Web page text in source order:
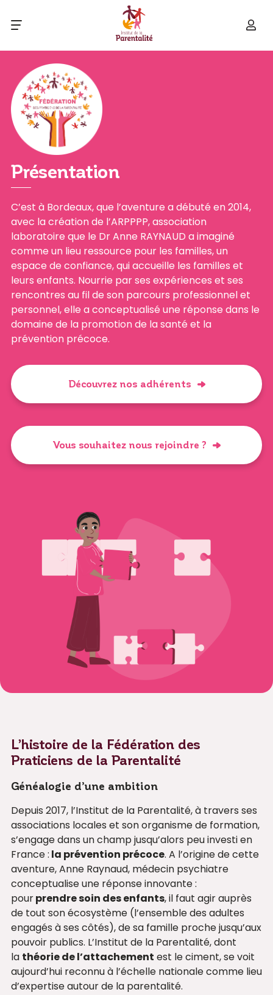
Présentation
C’est à Bordeaux, que l’aventure a débuté en 2014,
avec la création de l’ARPPPP, association
laboratoire que le Dr Anne RAYNAUD a imaginé
comme un lieu ressource pour les familles, un
espace de confiance, qui accueille les familles et
leurs enfants. Nourrie par ses expériences et ses
rencontres au fil de son parcours professionnel et
personnel, elle a conceptualisé une réponse dans le
domaine de la promotion de la santé et la
prévention précoce.
Découvrez nos adhérents
Vous souhaitez nous rejoindre ?
L’histoire de la Fédération des
Praticiens de la Parentalité
Généalogie d’une ambition
Depuis 2017, l’Institut de la Parentalité, à travers ses
associations locales et son organisme de formation,
s’engage dans un champ jusqu’alors peu investi en
France : la prévention précoce. A l’origine de cette
aventure, Anne Raynaud, médecin psychiatre
conceptualise une réponse innovante :
pourprendre soin des enfants, il faut agir auprès
de tout son écosystème (l’ensemble des adultes
engagés à ses côtés), de sa famille proche jusqu’aux
pouvoir publics. L’Institut de la Parentalité, dont
la théorie de l’attachement est le ciment, se voit
aujourd’hui reconnu à l’échelle nationale comme lieu
d’expertise autour de la parentalité.